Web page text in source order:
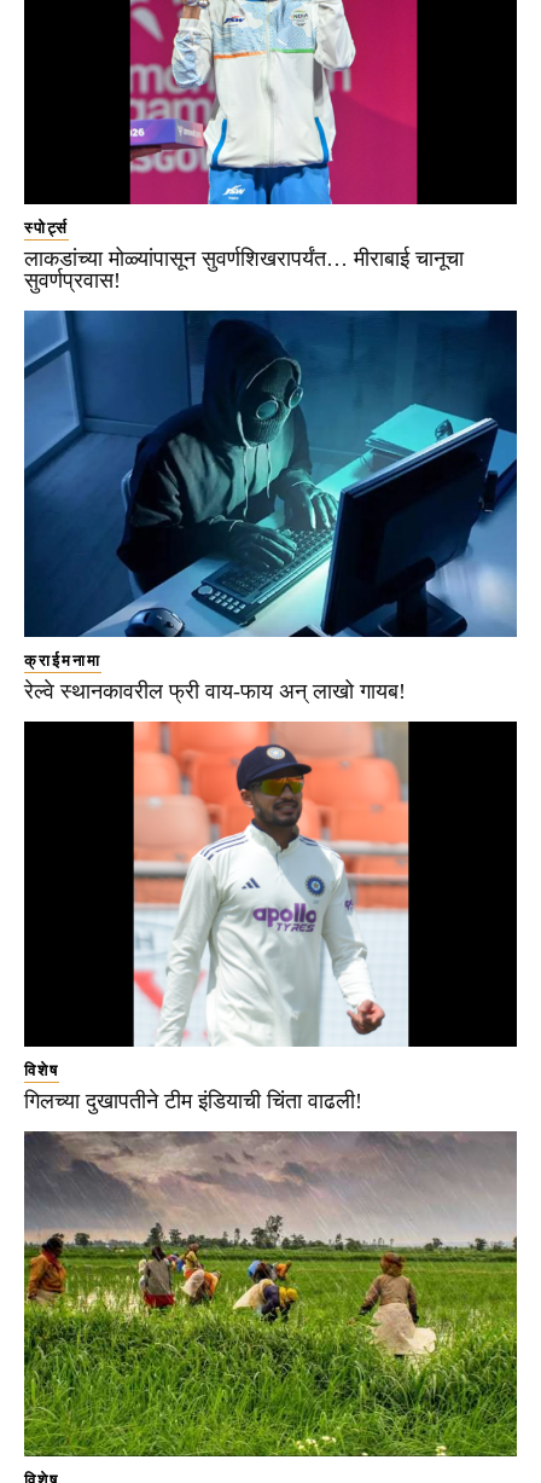
स्पोर्ट्स
लाकडांच्या मोळ्यांपासून सुवर्णशिखरापर्यंत… मीराबाई चानूचा
सुवर्णप्रवास!
क्राईमनामा
रेल्वे स्थानकावरील फ्री वाय-फाय अन् लाखो गायब!
विशेष
गिलच्या दुखापतीने टीम इंडियाची चिंता वाढली!